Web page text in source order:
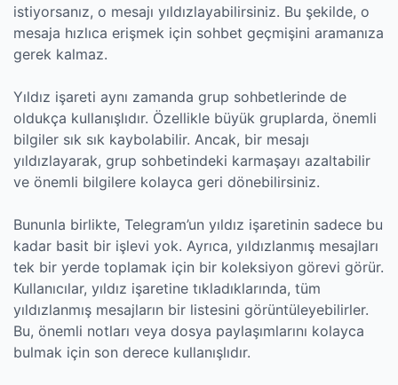
istiyorsanız, o mesajı yıldızlayabilirsiniz. Bu şekilde, o
mesaja hızlıca erişmek için sohbet geçmişini aramanıza
gerek kalmaz.
Yıldız işareti aynı zamanda grup sohbetlerinde de
oldukça kullanışlıdır. Özellikle büyük gruplarda, önemli
bilgiler sık sık kaybolabilir. Ancak, bir mesajı
yıldızlayarak, grup sohbetindeki karmaşayı azaltabilir
ve önemli bilgilere kolayca geri dönebilirsiniz.
Bununla birlikte, Telegram’un yıldız işaretinin sadece bu
kadar basit bir işlevi yok. Ayrıca, yıldızlanmış mesajları
tek bir yerde toplamak için bir koleksiyon görevi görür.
Kullanıcılar, yıldız işaretine tıkladıklarında, tüm
yıldızlanmış mesajların bir listesini görüntüleyebilirler.
Bu, önemli notları veya dosya paylaşımlarını kolayca
bulmak için son derece kullanışlıdır.